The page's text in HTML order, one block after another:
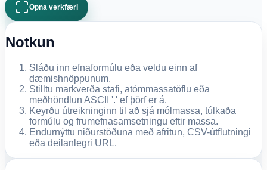
Opna verkfæri
Notkun
Sláðu inn efnaformúlu eða veldu einn af
dæmishnöppunum.
Stilltu markverða stafi, atómmassatöflu eða
meðhöndlun ASCII '.' ef þörf er á.
Keyrðu útreikninginn til að sjá mólmassa, túlkaða
formúlu og frumefnasamsetningu eftir massa.
Endurnýttu niðurstöðuna með afritun, CSV-útflutningi
eða deilanlegri URL.